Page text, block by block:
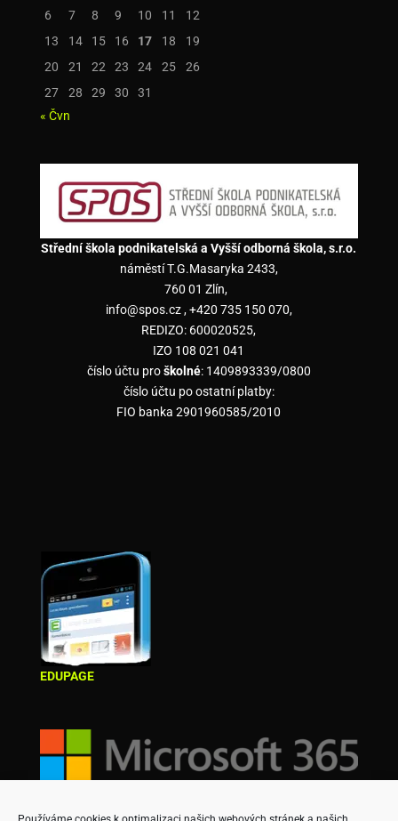
6
7 8 9 10 11
12
13
14 15 16 17 18
19
20
21 22 23 24 25
26
27
28 29 30
31
« Čvn
Střední škola podnikatelská a Vyšší odborná škola, s.r.o.
náměstí T.G.Masaryka 2433,
760 01 Zlín,
info@spos.cz , +420 735 150 070,
REDIZO: 600020525,
IZO 108 021 041
číslo účtu proškolné: 1409893339/0800
číslo účtu po ostatní platby:
FIO banka 2901960585/2010
EDUPAGE